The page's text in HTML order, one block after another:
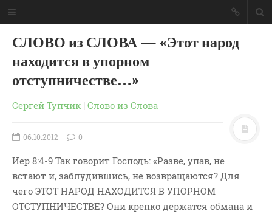
СЛОВО из СЛОВА — «Этот народ
находится в упорном
отступничестве…»
Сергей Тупчик | Слово из Слова
06.10.2012 0
Иер 8:4-9 Так говорит Господь: «Разве, упав, не
встают и, заблудившись, не возвращаются? Для
чего ЭТОТ НАРОД НАХОДИТСЯ В УПОРНОМ
ОТСТУПНИЧЕСТВЕ? Они крепко держатся обмана и